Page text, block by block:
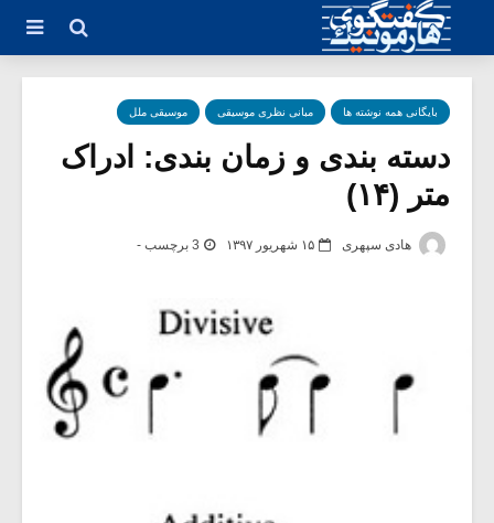
بایگانی همه نوشته ها مبانی نظری موسیقی موسیقی ملل
دسته بندی و زمان بندی: ادراک
متر (۱۴)
هادی سپهری ۱۵ شهریور ۱۳۹۷ 3 برچسب -